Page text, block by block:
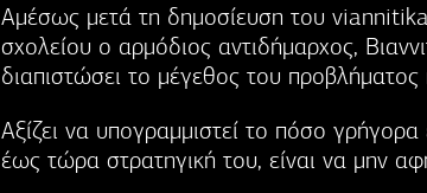
Αμέσως μετά τη δημοσίευση του
σχολείου ο αρμόδιος αντιδήμαρχος,
διαπιστώσει το μέγεθος του προβλήματος
Αξίζει να υπογραμμιστεί το πόσο
έως τώρα στρατηγική του, είναι να μην